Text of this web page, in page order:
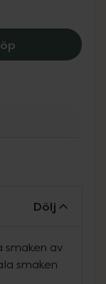
Nupo Meal Bar
Dölj
smaken av
smaken